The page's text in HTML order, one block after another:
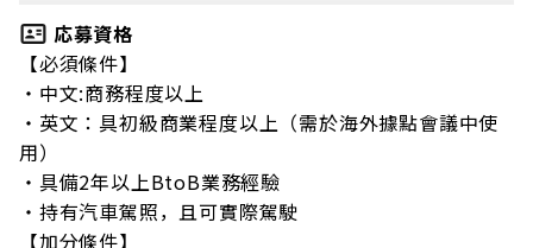
応募資格
【必須條件】
・中文:商務程度以上
・英文：具初級商業程度以上（需於海外據點會議中使
用）
・具備2年以上BtoB業務經驗
・持有汽車駕照，且可實際駕駛
【加分條件】